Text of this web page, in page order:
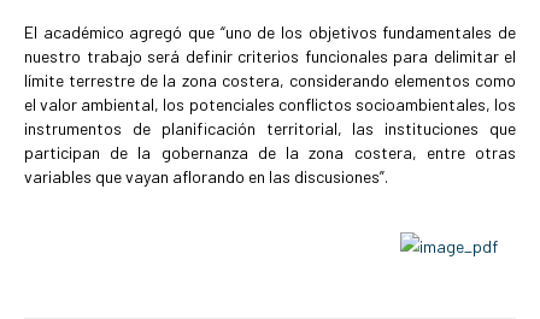
El académico agregó que “uno de los objetivos fundamentales de
nuestro trabajo será definir criterios funcionales para delimitar el
límite terrestre de la zona costera, considerando elementos como
el valor ambiental, los potenciales conflictos socioambientales, los
instrumentos de planificación territorial, las instituciones que
participan de la gobernanza de la zona costera, entre otras
variables que vayan aflorando en las discusiones”.